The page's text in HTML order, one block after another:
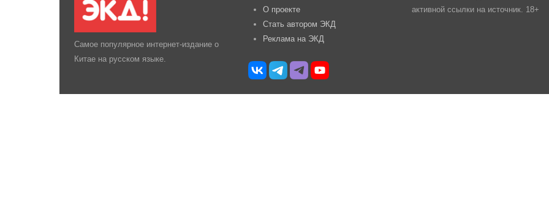
Самое популярное интернет-издание о
Китае на русском языке.
О проекте
Стать автором ЭКД
Реклама на ЭКД
активной ссылки на источник. 18+